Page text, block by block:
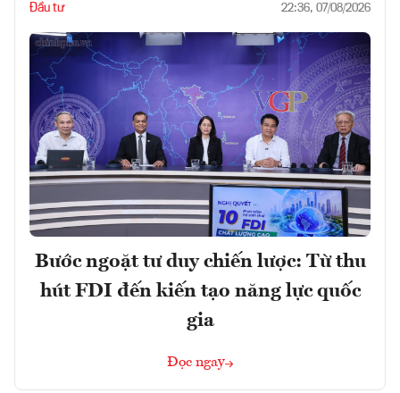
Đầu tư 22:36, 07/08/2026
Bước ngoặt tư duy chiến lược: Từ thu
hút FDI đến kiến tạo năng lực quốc
gia
Đọc ngay